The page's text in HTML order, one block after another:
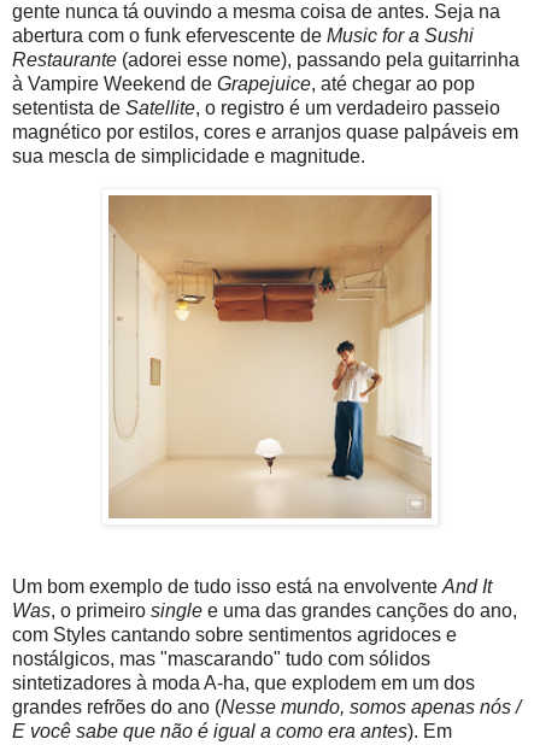
gente nunca tá ouvindo a mesma coisa de antes. Seja na
abertura com o funk efervescente de Music for a Sushi
Restaurante (adorei esse nome), passando pela guitarrinha
à Vampire Weekend de Grapejuice, até chegar ao pop
setentista de Satellite, o registro é um verdadeiro passeio
magnético por estilos, cores e arranjos quase palpáveis em
sua mescla de simplicidade e magnitude.
Um bom exemplo de tudo isso está na envolvente And It
Was, o primeiro single e uma das grandes canções do ano,
com Styles cantando sobre sentimentos agridoces e
nostálgicos, mas "mascarando" tudo com sólidos
sintetizadores à moda A-ha, que explodem em um dos
grandes refrões do ano (Nesse mundo, somos apenas nós /
E você sabe que não é igual a como era antes). Em